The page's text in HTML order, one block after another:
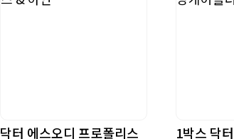
닥터 에스오디 프로폴리스
1박스 닥